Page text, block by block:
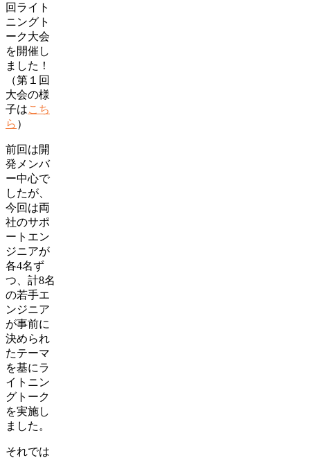
回ライト
ニングト
ーク大会
を開催し
ました！
（第１回
大会の様
子はこち
ら ）
前回は開
発メンバ
ー中心で
したが、
今回は両
社のサポ
ートエン
ジニアが
各4名ず
つ、計8名
の若手エ
ンジニア
が事前に
決められ
たテーマ
を基にラ
イトニン
グトーク
を実施し
ました。
それでは